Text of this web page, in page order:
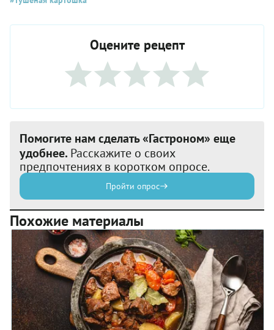
Оцените рецепт
Помогите нам сделать «Гастроном» еще
удобнее. Расскажите о своих
предпочтениях в коротком опросе.
Пройти опрос
Похожие материалы